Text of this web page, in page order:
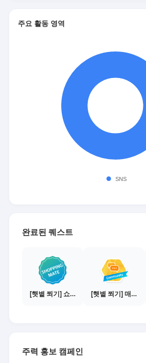
주요 활동 영역
완료된 퀘스트
[햇볕 쬐기] 쇼핑메이트 활동하기 - 쇼핑몰 3곳에서 판매 [햇볕 쬐기] 매체별 전환하기 - 커뮤니티 50건
주력 홍보 캠페인